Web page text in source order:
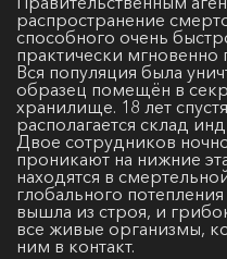
распространение
способного очень
практически мгновенно
Вся популяция была
образец помещён в
хранилище. 18 лет
располагается склад
Двое сотрудников
проникают на нижние
находятся в
глобального
вышла из строя, и
все живые организмы,
ним в контакт.